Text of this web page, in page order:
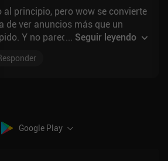
al principio, pero wow se convierte
de ver anuncios más que un
Y no parece tan profundo de
... Seguir leyendo
Google Play